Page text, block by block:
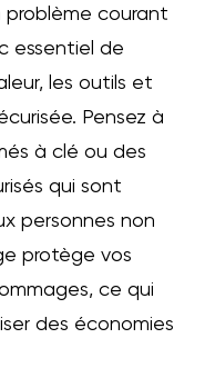
problème courant
essentiel de
les outils et
Pensez à
à clé ou des
qui sont
personnes non
protège vos
ce qui
des économies